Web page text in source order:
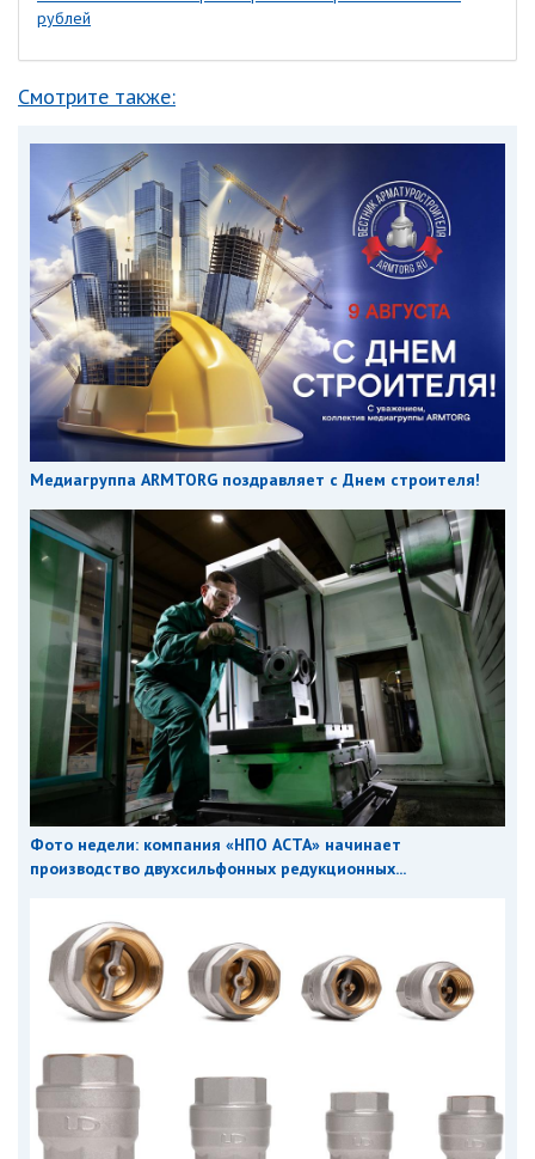
рублей
Смотрите также:
Медиагруппа ARMTORG поздравляет с Днем строителя!
Фото недели: компания «НПО АСТА» начинает
производство двухсильфонных редукционных...